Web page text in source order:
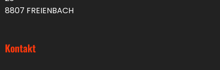
8807 FREIENBACH
Kontakt